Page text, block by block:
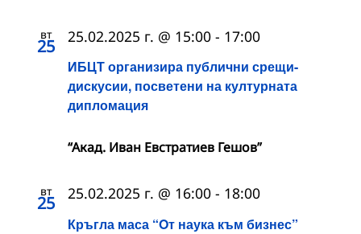
вт
25
ИБЦТ организира публични срещи-
дискусии, посветени на културната
дипломация
25.02.2025 г. @ 15:00 - 17:00
“Акад. Иван Евстратиев Гешов”
вт
25
Кръгла маса “Oт наука към бизнес”
25.02.2025 г. @ 16:00 - 18:00